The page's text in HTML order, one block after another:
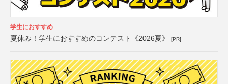
学生におすすめ
夏休み！学生におすすめのコンテスト《2026夏》 [PR]